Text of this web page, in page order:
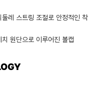
레 스트링 조절로 안정적인 착
원단으로 이루어진 볼캡